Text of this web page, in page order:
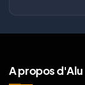
A propos d'Alu